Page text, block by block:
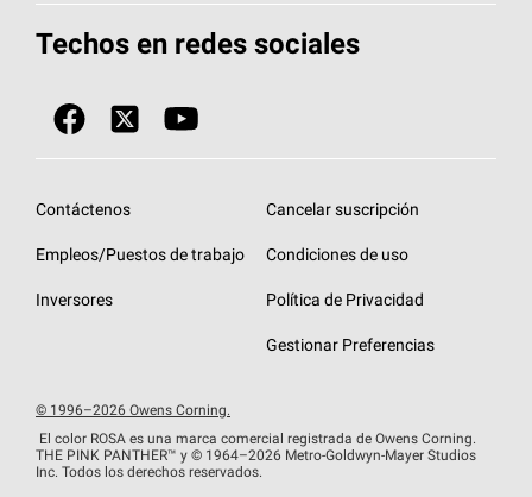
Componentes para techos
Tecnología SureNail®
Garantías de techos
Herramientas de diseño y color
Únase a la red de contratistas de techos
Diseño en el techo
Eventos para contratistas
Llame al 1-800-GET-PINK®
Encuentre una tienda o encuentre un
Financiamiento de techos
Techos en redes sociales
Contáctenos
Empleos/Puestos de trabajo
Inversores
Cancelar suscripción
Condiciones de uso
Política de Privacidad
Gestionar Preferencias
© 1996–2026 Owens Corning.
El color ROSA es una marca comercial registrada de Owens Corning.
THE PINK PANTHER™ y © 1964–2026 Metro-Goldwyn-Mayer Studios
Inc. Todos los derechos reservados.